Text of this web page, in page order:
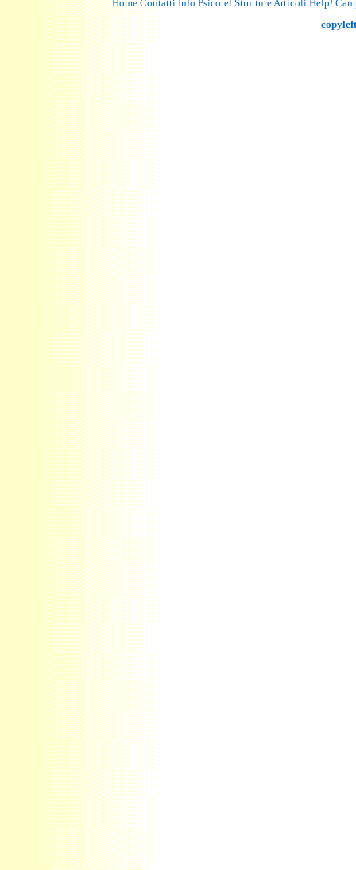
Home Contatti Info Psicotel StruttureArticoli Help!
copyleft